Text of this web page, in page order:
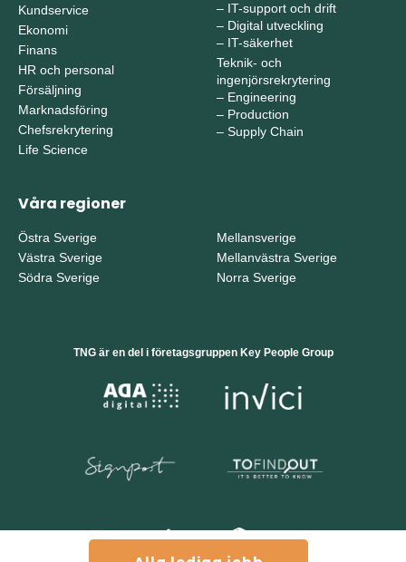
Kundservice
Ekonomi
Finans
HR och personal
Försäljning
Marknadsföring
Chefsrekrytering
Life Science
– IT-support och drift
– Digital utveckling
– IT-säkerhet
Teknik- och
ingenjörsrekrytering
– Engineering
– Production
– Supply Chain
Våra regioner
Östra Sverige
Västra Sverige
Södra Sverige
Mellansverige
Mellanvästra Sverige
Norra Sverige
TNG är en del i företagsgruppen Key People Group